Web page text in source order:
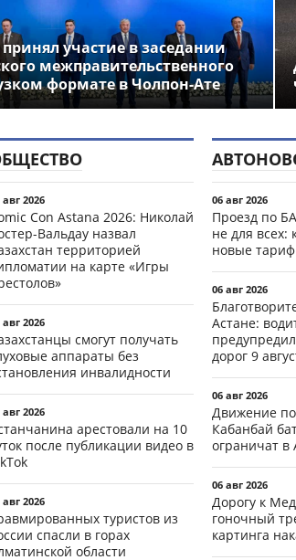
принял участие в заседании
межправительственного
формате в Чолпон-Ате
авг 2026
Con Astana 2026: Николай
Вальдау назвал
территорией
на карте «Игры
авг 2026
смогут получать
аппараты без
инвалидности
авг 2026
арестовали на 10
после публикации видео в
авг 2026
туристов из
спасли в горах
области
06 авг 2026
Проезд по
не для всех:
новые
06 авг 2026
Астане:
дорог 9
06 авг 2026
Движение
Кабанбай
ограничат в
06 авг 2026
Дорогу к
гоночный
картинга